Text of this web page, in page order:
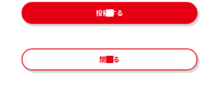
投稿する
閉じる